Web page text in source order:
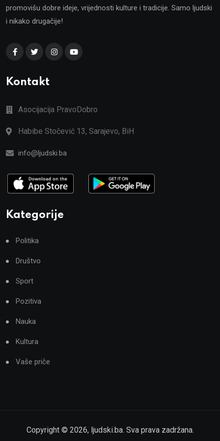
promovišu dobre ideje, vrijednosti kulture i tradicije. Samo ljudski
i nikako drugačije!
Kontakt
Asocijacija PravoDobro
Habibe Stočević 13, Sarajevo, BiH
info@ljudski.ba
Kategorije
Politika
Društvo
Sport
Pozitiva
Nauka
Kultura
Vaše priče
Copyright © 2026, ljudski.ba. Sva prava zadržana.